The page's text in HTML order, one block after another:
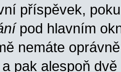
příspěvek,
pod hlavním
nemáte
pak alespoň